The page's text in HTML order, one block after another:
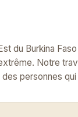
du Burkina
Notre
personnes